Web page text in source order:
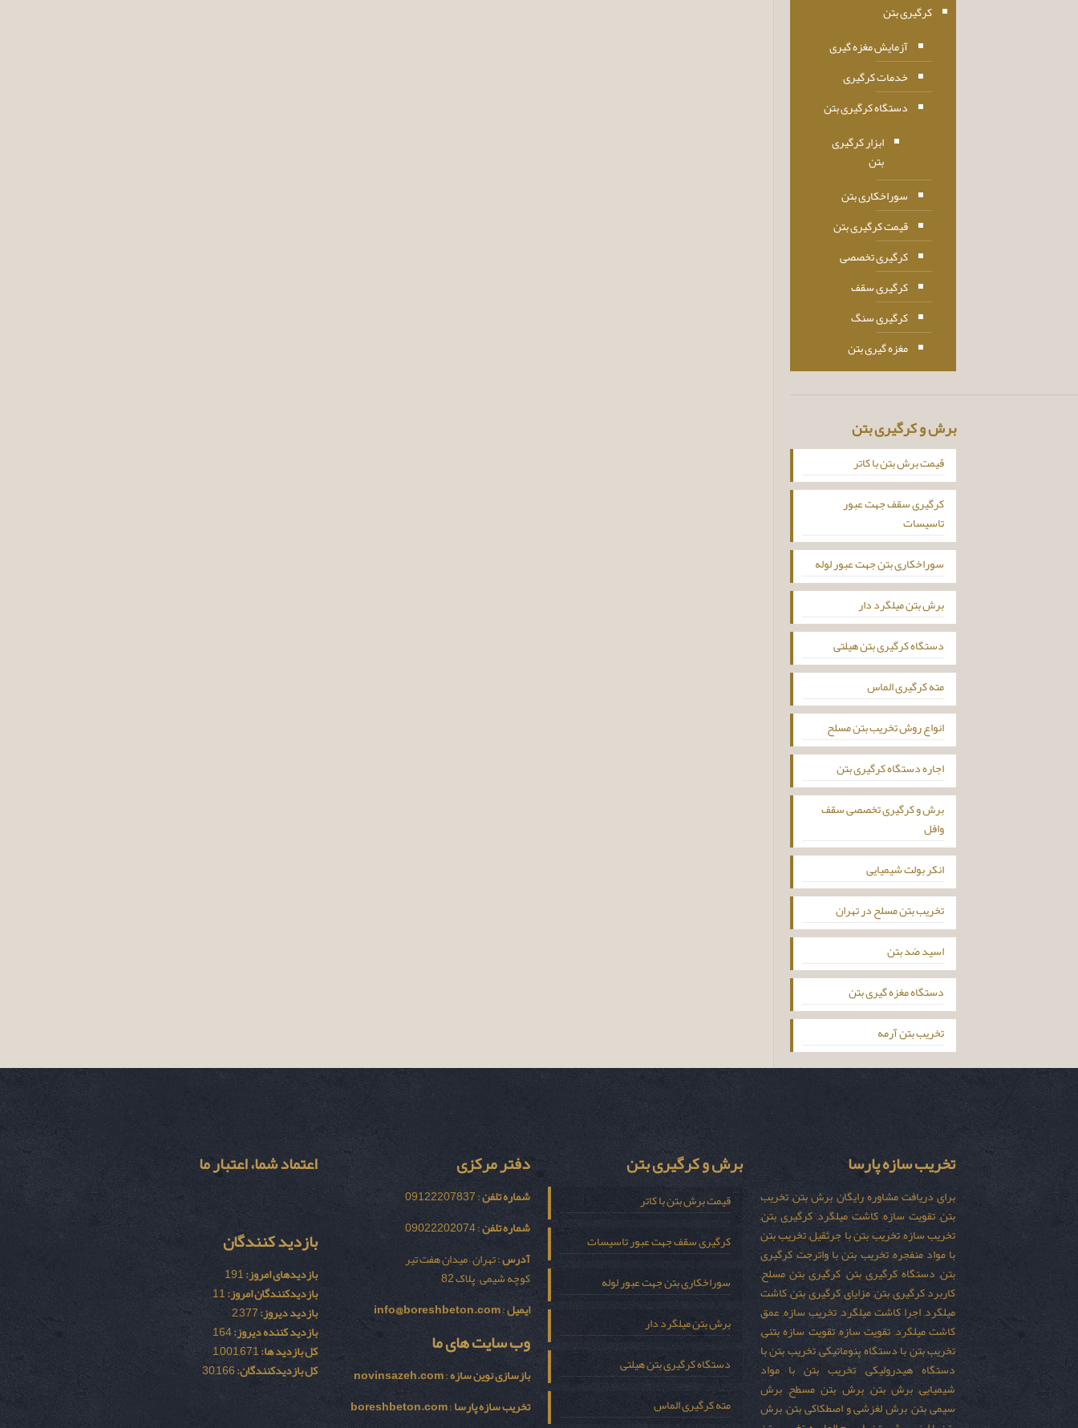
کرگیری بتن
آزمایش مغزه گیری
خدمات کرگیری
دستگاه کرگیری بتن
ابزار کرگیری
بتن
سوراخکاری بتن
قیمت کرگیری بتن
کرگیری تخصصی
کرگیری سقف
کرگیری سنگ
مغزه گیری بتن
برش و کرگیری بتن
قیمت برش بتن با کاتر
کرگیری سقف جهت عبور
تاسیسات
سوراخکاری بتن جهت عبور لوله
برش بتن میلگرد دار
دستگاه کرگیری بتن هیلتی
مته کرگیری الماس
انواع روش تخریب بتن مسلح
اجاره دستگاه کرگیری بتن
برش و کرگیری تخصصی سقف
وافل
انکر بولت شیمیایی
تخریب بتن مسلح در تهران
اسید ضد بتن
دستگاه مغزه گیری بتن
تخریب بتن آرمه
تخریب سازه پارسا
برای دریافت مشاوره رایگان برش بتن, تخریب
بتن, تقویت سازه, کاشت میلگرد, کرگیری بتن,
تخریب سازه, تخریب بتن با جرثقیل, تخریب بتن
با مواد منفجره, تخریب بتن با واترجت, کرگیری
بتن, دستگاه کرگیری بتن, کرگیری بتن مسلح,
کاربرد کرگیری بتن, مزایای کرگیری بتن, کاشت
میلگرد, اجرا کاشت میلگرد, تخریب سازه, عمق
کاشت میلگرد, تقویت سازه, تقویت سازه بتنی,
تخریب بتن با دستگاه پنوماتیکی, تخریب بتن با
دستگاه هیدرولیکی, تخریب بتن با مواد
شیمیایی, برش بتن, برش بتن مسطح, برش
سیمی بتن, برش لغزشی و اصطکاکی بتن, برش
برش و کرگیری بتن
قیمت برش بتن با کاتر
کرگیری سقف جهت عبور تاسیسات
سوراخکاری بتن جهت عبور لوله
برش بتن میلگرد دار
دستگاه کرگیری بتن هیلتی
مته کرگیری الماس
دفتر مرکزی
شماره تلفن: 09122207837
شماره تلفن: 09022202074
آدرس: تهران – میدان هفت تیر
کوچه شیمی – پلاک 82
ایمیل:
info@boreshbeton.com
وب سایت های ما
بازسازی نوين سازه:
novinsazeh.com
تخریب سازه پارسا:
boreshbeton.com
اعتماد شما، اعتبار ما
بازدید کنندگان
بازدیدهای امروز:191
بازدیدکنندگان امروز:11
بازدید دیروز:2,377
بازدید کننده دیروز:164
کل بازدید ها:1,001,671
کل بازدیدکنند‌گان:30,166